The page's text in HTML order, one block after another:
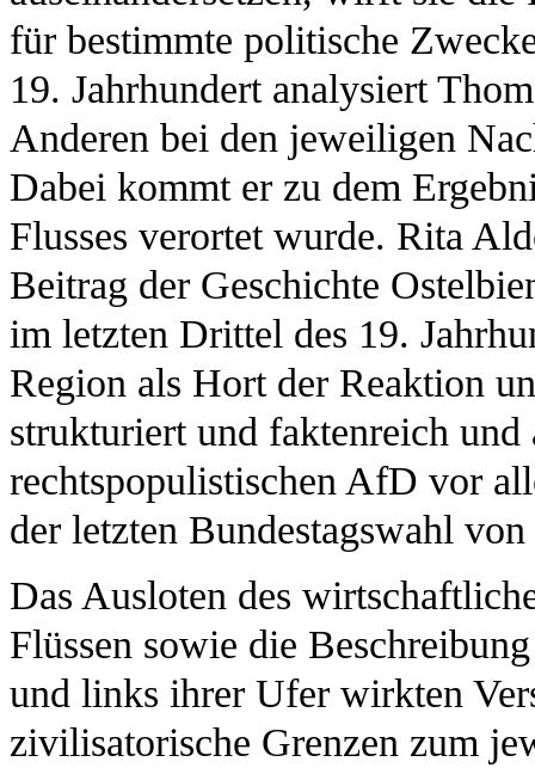
für bestimmte politische
19. Jahrhundert analysiert
Anderen bei den jeweiligen
Dabei kommt er zu dem
Flusses verortet wurde. Rita
Beitrag der Geschichte
im letzten Drittel des 19.
Region als Hort der Reaktion
strukturiert und faktenreich und
rechtspopulistischen AfD vor
der letzten Bundestagswahl
Das Ausloten des
Flüssen sowie die
und links ihrer Ufer wirkten
zivilisatorische Grenzen zum